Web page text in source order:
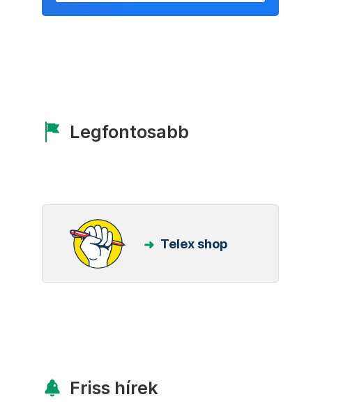
Legfontosabb
Telex shop
Friss hírek